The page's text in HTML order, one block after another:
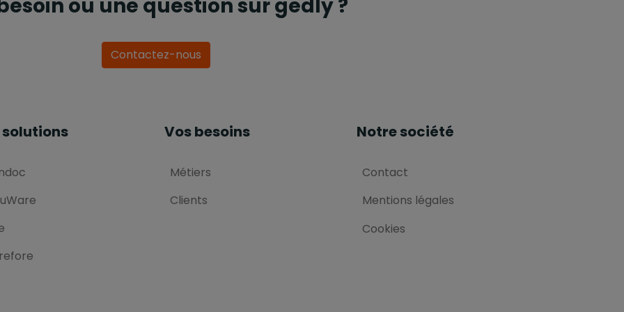
ou une question sur gedly ?
Contactez-nous
solutions Vos besoins
Métiers
Clients
Notre société
Contact
Mentions légales
Cookies